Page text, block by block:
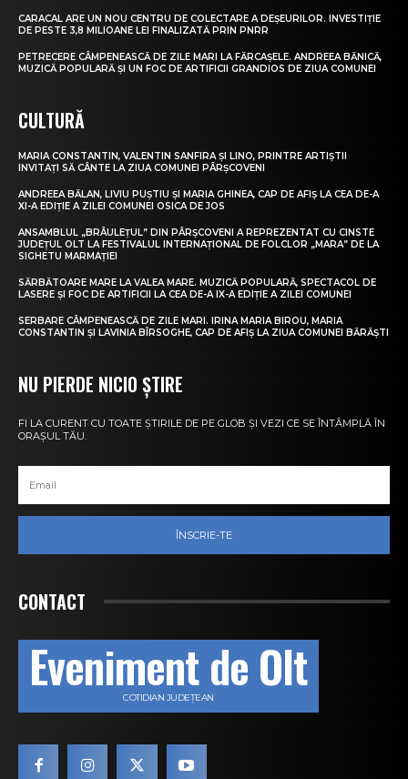
CARACAL ARE UN NOU CENTRU DE COLECTARE A DEȘEURILOR. INVESTIȚIE
DE PESTE 3,8 MILIOANE LEI FINALIZATĂ PRIN PNRR
PETRECERE CÂMPENEASCĂ DE ZILE MARI LA FĂRCAȘELE. ANDREEA BĂNICĂ,
MUZICĂ POPULARĂ ȘI UN FOC DE ARTIFICII GRANDIOS DE ZIUA COMUNEI
CULTURĂ
MARIA CONSTANTIN, VALENTIN SANFIRA ȘI LINO, PRINTRE ARTIȘTII
INVITAȚI SĂ CÂNTE LA ZIUA COMUNEI PÂRȘCOVENI
ANDREEA BĂLAN, LIVIU PUȘTIU ȘI MARIA GHINEA, CAP DE AFIȘ LA CEA DE-A
XI-A EDIȚIE A ZILEI COMUNEI OSICA DE JOS
ANSAMBLUL „BRÂULEȚUL” DIN PÂRȘCOVENI A REPREZENTAT CU CINSTE
JUDEȚUL OLT LA FESTIVALUL INTERNAȚIONAL DE FOLCLOR „MARA” DE LA
SIGHETU MARMAȚIEI
SĂRBĂTOARE MARE LA VALEA MARE. MUZICĂ POPULARĂ, SPECTACOL DE
LASERE ȘI FOC DE ARTIFICII LA CEA DE-A IX-A EDIȚIE A ZILEI COMUNEI
SERBARE CÂMPENEASCĂ DE ZILE MARI. IRINA MARIA BIROU, MARIA
CONSTANTIN ȘI LAVINIA BÎRSOGHE, CAP DE AFIȘ LA ZIUA COMUNEI BĂRĂȘTI
NU PIERDE NICIO ȘTIRE
FI LA CURENT CU TOATE ȘTIRILE DE PE GLOB ȘI VEZI CE SE ÎNTÂMPLĂ ÎN
ORAȘUL TĂU.
ÎNSCRIE-TE
CONTACT
Eveniment de Olt
COTIDIAN JUDEȚEAN